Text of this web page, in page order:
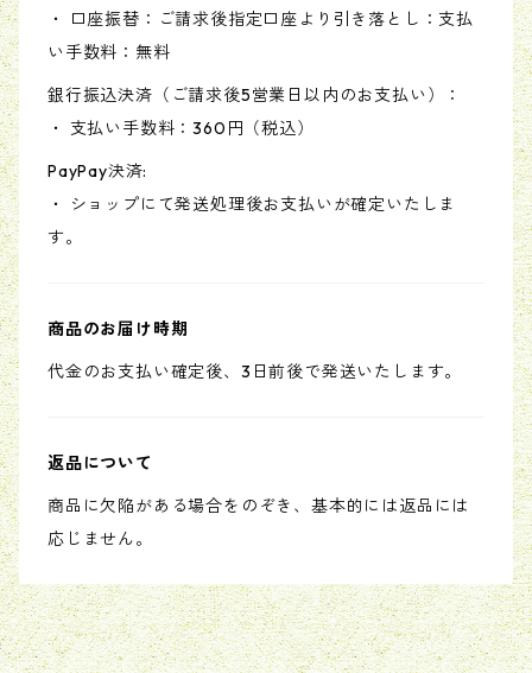
・ 口座振替：ご請求後指定口座より引き落とし：支払
い手数料：無料
銀行振込決済（ご請求後5営業日以内のお支払い）：
・ 支払い手数料：360円（税込）
PayPay決済:
・ ショップにて発送処理後お支払いが確定いたしま
す。
商品のお届け時期
代金のお支払い確定後、3日前後で発送いたします。
返品について
商品に欠陥がある場合をのぞき、基本的には返品には
応じません。